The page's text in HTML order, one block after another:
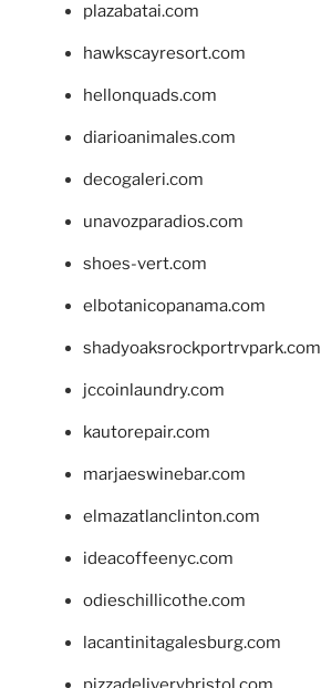
plazabatai.com
hawkscayresort.com
hellonquads.com
diarioanimales.com
decogaleri.com
unavozparadios.com
shoes-vert.com
elbotanicopanama.com
shadyoaksrockportrvpark.com
jccoinlaundry.com
kautorepair.com
marjaeswinebar.com
elmazatlanclinton.com
ideacoffeenyc.com
odieschillicothe.com
lacantinitagalesburg.com